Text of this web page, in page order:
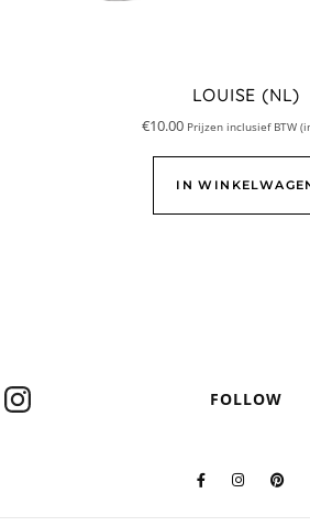
LOUISE (NL)
€10.00 Prijzen inclusief BTW
IN
FOLLOW